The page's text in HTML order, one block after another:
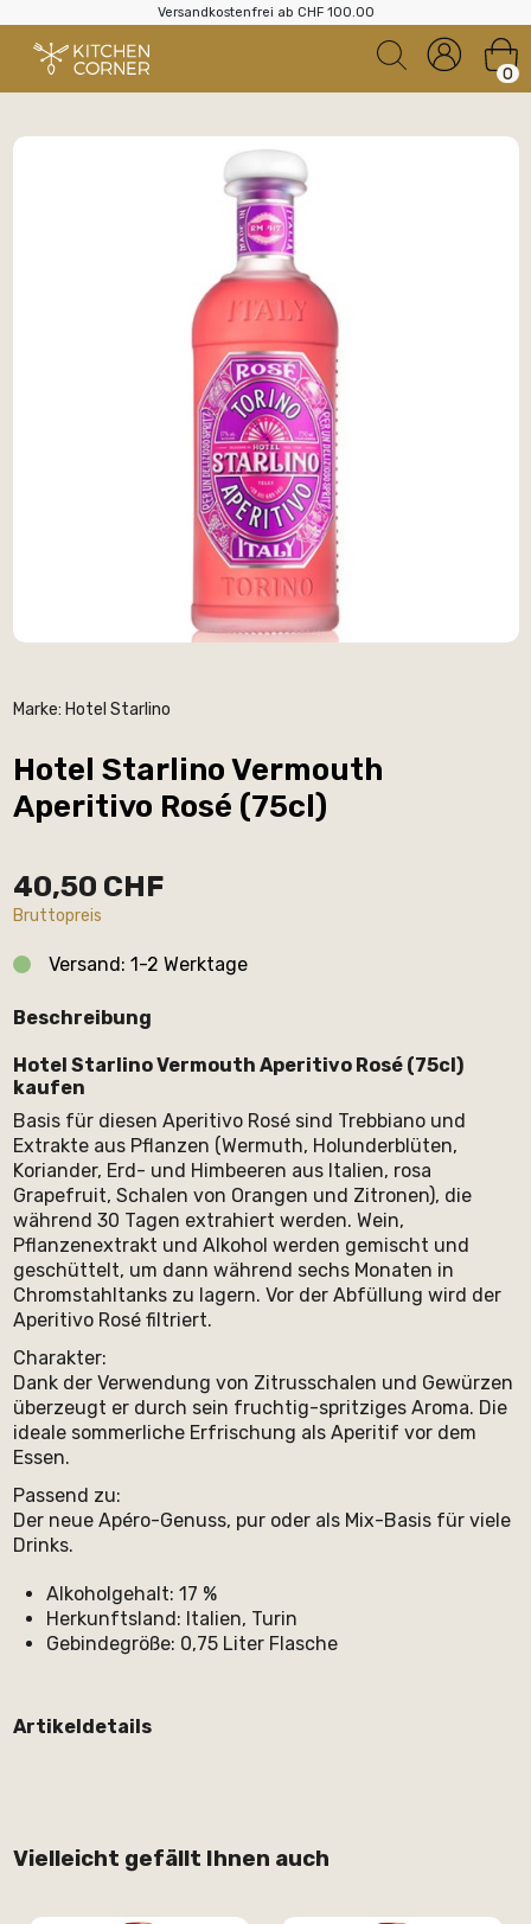
Versandkostenfrei ab CHF 100.00
0
Marke: Hotel Starlino
Hotel Starlino Vermouth
Aperitivo Rosé (75cl)
40,50 CHF
Bruttopreis
Versand: 1-2 Werktage
Beschreibung
Hotel Starlino Vermouth Aperitivo Rosé (75cl)
kaufen
Basis für diesen Aperitivo Rosé sind Trebbiano und
Extrakte aus Pflanzen (Wermuth, Holunderblüten,
Koriander, Erd- und Himbeeren aus Italien, rosa
Grapefruit, Schalen von Orangen und Zitronen), die
während 30 Tagen extrahiert werden. Wein,
Pflanzenextrakt und Alkohol werden gemischt und
geschüttelt, um dann während sechs Monaten in
Chromstahltanks zu lagern. Vor der Abfüllung wird der
Aperitivo Rosé filtriert.
Charakter:
Dank der Verwendung von Zitrusschalen und Gewürzen
überzeugt er durch sein fruchtig-spritziges Aroma. Die
ideale sommerliche Erfrischung als Aperitif vor dem
Essen.
Passend zu:
Der neue Apéro-Genuss, pur oder als Mix-Basis für viele
Drinks.
Alkoholgehalt: 17 %
Herkunftsland: Italien, Turin
Gebindegröße: 0,75 Liter Flasche
Artikeldetails
Vielleicht gefällt Ihnen auch